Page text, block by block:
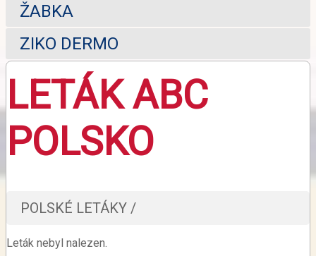
ŽABKA
ZIKO DERMO
LETÁK ABC
POLSKO
POLSKÉ LETÁKY /
Leták nebyl nalezen.